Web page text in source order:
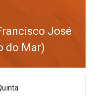
José
do Mar)